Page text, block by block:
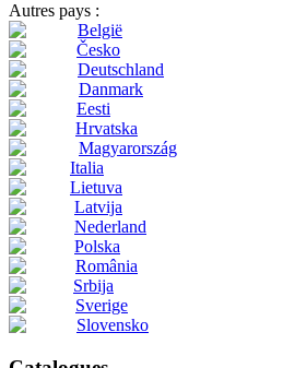
Autres pays :
België
Česko
Deutschland
Danmark
Eesti
Hrvatska
Magyarország
Italia
Lietuva
Latvija
Nederland
Polska
România
Srbija
Sverige
Slovensko